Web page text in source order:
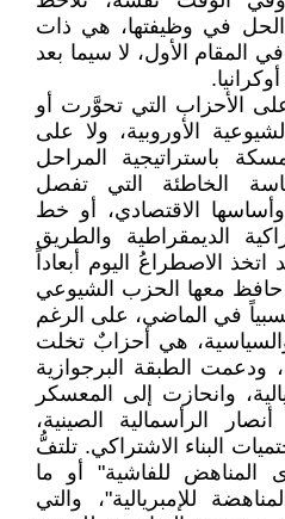
في وظيفتها، هي ذات
الأول، لا سيما بعد
الأحزاب التي تحوَّرت أو
الأوروبية، ولا على
باستراتيجية المراحل
الخاطئة التي تفصل
وأساسها الاقتصادي، أو خط
الديمقراطية والطريق
الاصطراعُ اليوم أبعاداً
حافظ معها الحزب الشيوعي
في الماضي، على الرغم
والسياسية، هي أحزابٌ تخلت
الطبقة البرجوازية
وانحازت إلى المعسكر
الرأسمالية الصينية،
البناء الاشتراكي. تلتفُّ
المناهض للفاشية" أو ما
للإمبريالية"، والتي